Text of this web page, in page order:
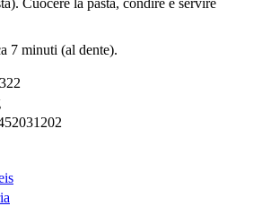
7 minuti (al dente).